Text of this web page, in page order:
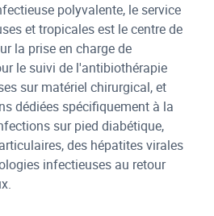
polyvalente, le service
et tropicales est le centre de
la prise en charge de
le suivi de l'antibiothérapie
sur matériel chirurgical, et
dédiées spécifiquement à la
sur pied diabétique,
des hépatites virales
infectieuses au retour